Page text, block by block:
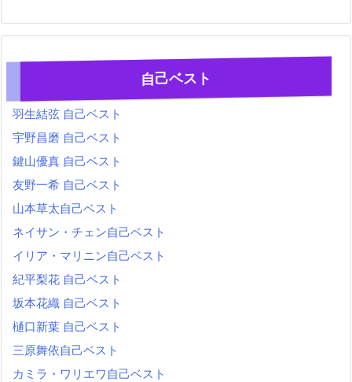
自己ベスト
羽生結弦 自己ベスト
宇野昌磨 自己ベスト
鍵山優真 自己ベスト
友野一希 自己ベスト
山本草太自己ベスト
ネイサン・チェン自己ベスト
イリア・マリニン自己ベスト
紀平梨花 自己ベスト
坂本花織 自己ベスト
樋口新葉 自己ベスト
三原舞依自己ベスト
カミラ・ワリエワ自己ベスト